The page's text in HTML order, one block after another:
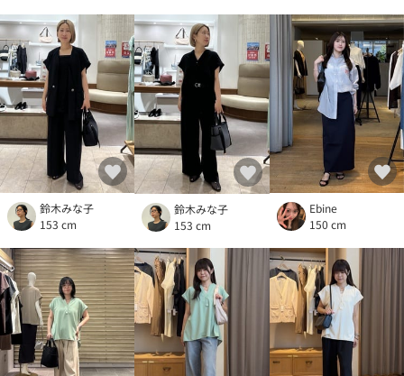
鈴木みな子
153 cm
鈴木みな子
153 cm
Ebine
150 cm